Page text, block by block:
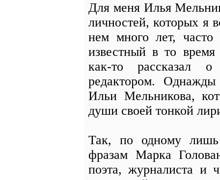
Для меня Илья
личностей, которых я
нем много лет,
известный в то
как-то рассказал
редактором. Однажды
Ильи Мельникова,
души своей тонкой
Так, по одному лишь
фразам Марка
поэта, журналиста и